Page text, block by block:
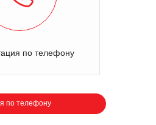
по телефону
по телефону